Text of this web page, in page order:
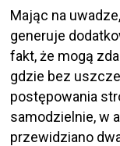
Mając na
generuje
fakt, że mogą
gdzie bez
postępowania
samodzielnie, w
przewidziano